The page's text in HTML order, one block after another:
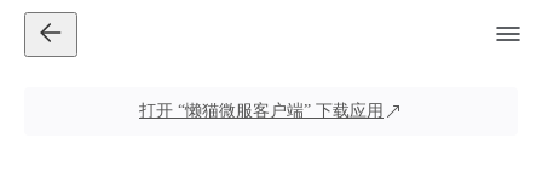
打开 “懒猫微服客户端” 下载应用